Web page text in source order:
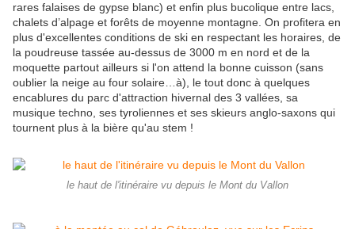
rares falaises de gypse blanc) et enfin plus bucolique entre lacs,
chalets d’alpage et forêts de moyenne montagne. On profitera en
plus d'excellentes conditions de ski en respectant les horaires, de
la poudreuse tassée au-dessus de 3000 m en nord et de la
moquette partout ailleurs si l'on attend la bonne cuisson (sans
oublier la neige au four solaire…à), le tout donc à quelques
encablures du parc d'attraction hivernal des 3 vallées, sa
musique techno, ses tyroliennes et ses skieurs anglo-saxons qui
tournent plus à la bière qu'au stem !
le haut de l'itinéraire vu depuis le Mont du Vallon